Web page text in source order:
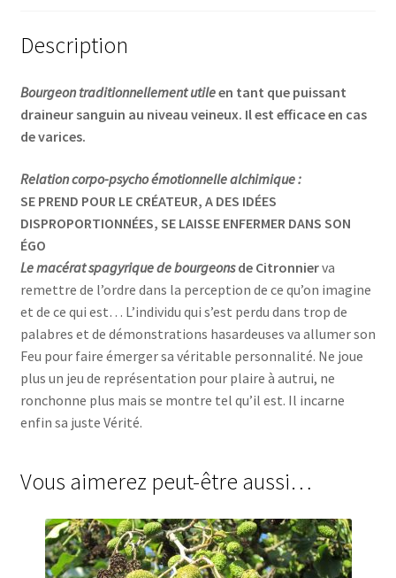
Description
Bourgeon traditionnellement utileen tant que puissant
draineur sanguin au niveau veineux. Il est efficace en cas
de varices.
Relation corpo-psycho émotionnelle alchimique :
SE PREND POUR LE CRÉATEUR, A DES IDÉES
DISPROPORTIONNÉES, SE LAISSE ENFERMER DANS SON
ÉGO
Le macérat spagyrique de bourgeonsde Citronnierva
remettre de l’ordre dans la perception de ce qu’on imagine
et de ce qui est… L’individu qui s’est perdu dans trop de
palabres et de démonstrations hasardeuses va allumer son
Feu pour faire émerger sa véritable personnalité. Ne joue
plus un jeu de représentation pour plaire à autrui, ne
ronchonne plus mais se montre tel qu’il est. Il incarne
enfin sa juste Vérité.
Vous aimerez peut-être aussi…